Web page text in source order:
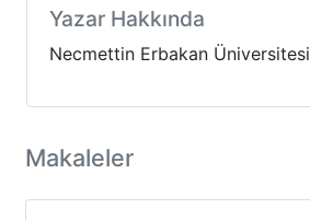
Yazar Hakkında
Necmettin Erbakan Üniversitesi
Makaleler